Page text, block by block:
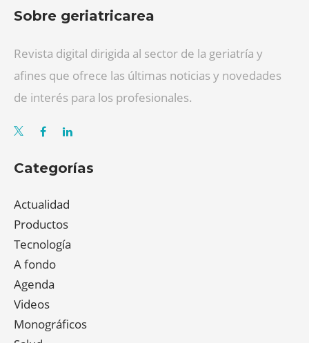
Sobre geriatricarea
Revista digital dirigida al sector de la geriatría y
afines que ofrece las últimas noticias y novedades
de interés para los profesionales.
Categorías
Actualidad
Productos
Tecnología
A fondo
Agenda
Videos
Monográficos